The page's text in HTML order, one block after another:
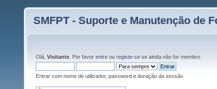
SMFPT - Suporte e Manutenção de
Olá, Visitante . Por favor entre ou registe-se se ainda não for membro.
Entrar com nome de utilizador, password e duração da sessão